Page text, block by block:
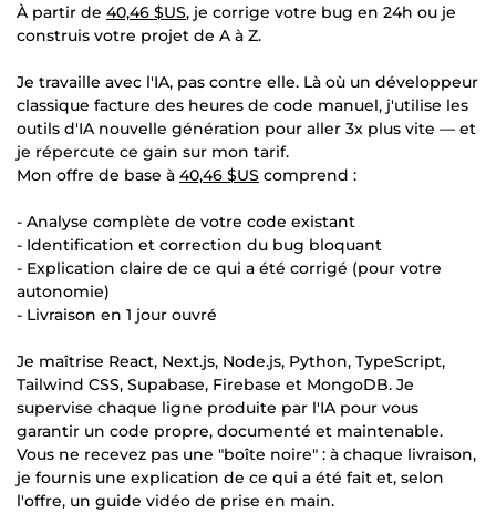
À partir de 40,46 $US, je corrige votre bug en 24h ou je
construis votre projet de A à Z.
Je travaille avec l'IA, pas contre elle. Là où un développeur
classique facture des heures de code manuel, j'utilise les
outils d'IA nouvelle génération pour aller 3x plus vite — et
je répercute ce gain sur mon tarif.
Mon offre de base à 40,46 $US comprend :
- Analyse complète de votre code existant
- Identification et correction du bug bloquant
- Explication claire de ce qui a été corrigé (pour votre
autonomie)
- Livraison en 1 jour ouvré
Je maîtrise React, Next.js, Node.js, Python, TypeScript,
Tailwind CSS, Supabase, Firebase et MongoDB. Je
supervise chaque ligne produite par l'IA pour vous
garantir un code propre, documenté et maintenable.
Vous ne recevez pas une "boîte noire" : à chaque livraison,
je fournis une explication de ce qui a été fait et, selon
l'offre, un guide vidéo de prise en main.